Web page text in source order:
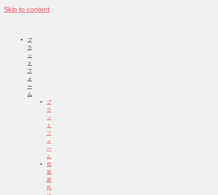
Skip to content
プ
ラ
ッ
ト
フ
ォ
ー
ム
プ
ラ
ッ
ト
フ
ォ
ー
ム
投
資
家
向